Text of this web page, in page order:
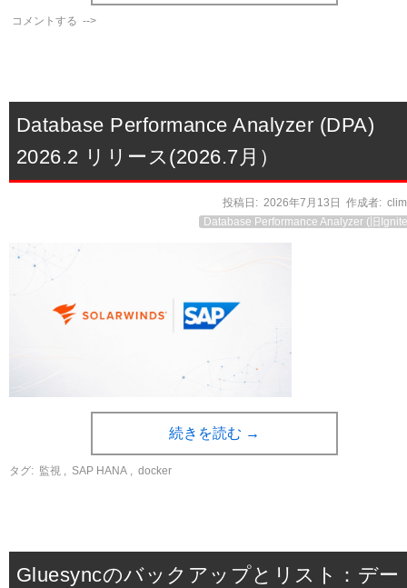
コメントする -->
Database Performance Analyzer (DPA)
2026.2 リリース(2026.7月）
投稿日: 2026年7月13日 作成者:
Database Performance Analyzer (旧
続きを読む →
タグ: 監視 , SAP HANA , docker
Gluesyncのバックアップとリスト：デー